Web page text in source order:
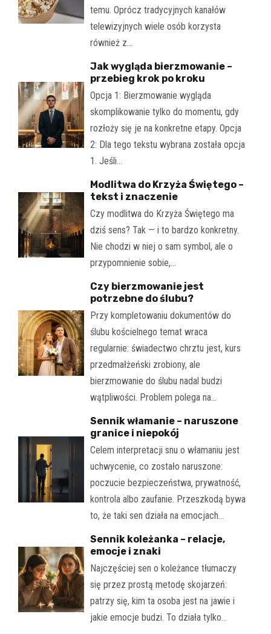
temu. Oprócz tradycyjnych kanałów
telewizyjnych wiele osób korzysta
również z…
Jak wygląda bierzmowanie –
przebieg krok po kroku
Opcja 1: Bierzmowanie wygląda
skomplikowanie tylko do momentu, gdy
rozłoży się je na konkretne etapy. Opcja
2: Dla tego tekstu wybrana została opcja
1. Jeśli…
Modlitwa do Krzyża Świętego –
tekst i znaczenie
Czy modlitwa do Krzyża Świętego ma
dziś sens? Tak — i to bardzo konkretny.
Nie chodzi w niej o sam symbol, ale o
przypomnienie sobie,…
Czy bierzmowanie jest
potrzebne do ślubu?
Przy kompletowaniu dokumentów do
ślubu kościelnego temat wraca
regularnie: świadectwo chrztu jest, kurs
przedmałżeński zrobiony, ale
bierzmowanie do ślubu nadal budzi
wątpliwości. Problem polega na…
Sennik włamanie – naruszone
granice i niepokój
Celem interpretacji snu o włamaniu jest
uchwycenie, co zostało naruszone:
poczucie bezpieczeństwa, prywatność,
kontrola albo zaufanie. Przeszkodą bywa
to, że taki sen działa na emocjach…
Sennik koleżanka – relacje,
emocje i znaki
Najczęściej sen o koleżance tłumaczy
się przez prostą metodę skojarzeń:
patrzy się, kim ta osoba jest na jawie i
jakie emocje budzi. To działa tylko…